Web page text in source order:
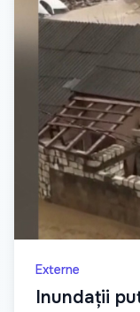
Externe
Inundații